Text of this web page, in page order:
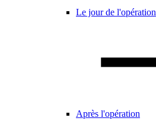
Le jour de l'opération
Après l'opération